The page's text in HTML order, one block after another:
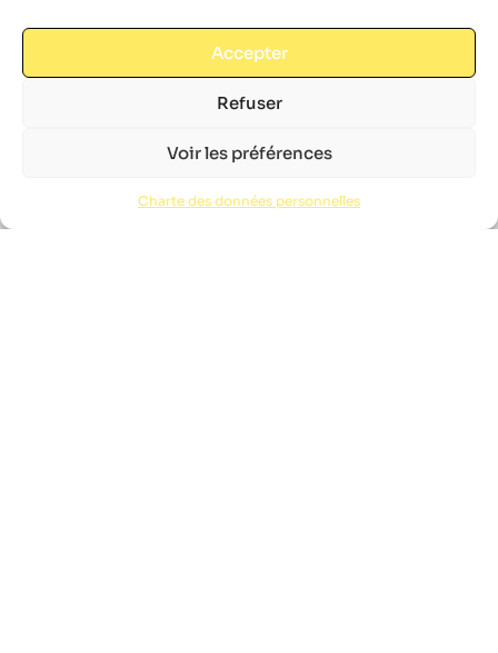
Accepter
Refuser
Voir les préférences
Charte des données personnelles